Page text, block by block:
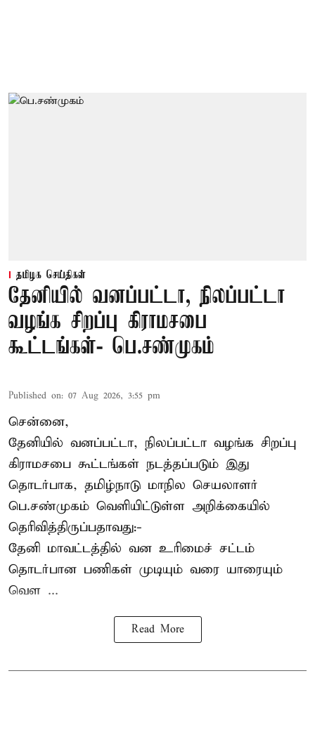
தமிழக செய்திகள்
தேனியில் வனப்பட்டா, நிலப்பட்டா
வழங்க சிறப்பு கிராமசபை
கூட்டங்கள்- பெ.சண்முகம்
Published on: 07 Aug 2026, 3:55 pm
சென்னை,
தேனியில் வனப்பட்டா, நிலப்பட்டா வழங்க சிறப்பு
கிராமசபை கூட்டங்கள் நடத்தப்படும் இது
தொடர்பாக, தமிழ்நாடு மாநில செயலாளர்
பெ.சண்முகம் வெளியிட்டுள்ள அறிக்கையில்
தெரிவித்திருப்பதாவது:-
தேனி மாவட்டத்தில் வன உரிமைச் சட்டம்
தொடர்பான பணிகள் முடியும் வரை யாரையும்
வெள ...
Read More